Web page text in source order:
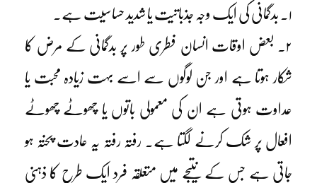
۱۔ بدگمانی کی ایک وجہ جذباتیت یا شدید حساسیت ہے۔
۲۔ بعض اوقات انسان فطری طور پر بدگمانی کے مرض کا
شکار ہوتا ہے اور جن لوگوں سے اسے بہت زیادہ محبت یا
عداوت ہوتی ہے ان کی معمولی باتوں یا چھوٹے چھوٹے
افعال پر شک کرنے لگتا ہے۔ رفتہ رفتہ یہ عادت پختہ ہو
جاتی ہے جس کے نتیجے میں متعلقہ فرد ایک طرح کا ذہنی